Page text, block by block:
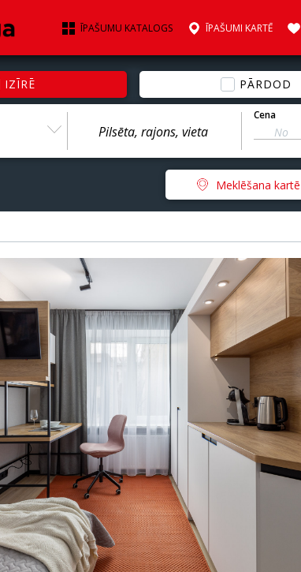
ĪPAŠUMU KATALOGS ĪPAŠUMI KARTĒ
IZĪRĒ PĀRDOD
Cena
Meklēšana kartē